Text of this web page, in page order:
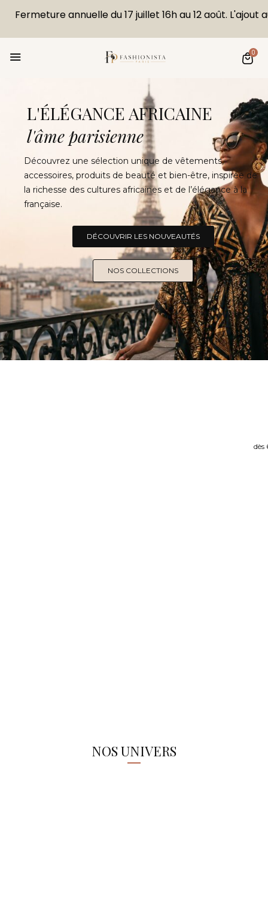
0
L'ÉLÉGANCE AFRICAINE
l'âme parisienne
Découvrez une sélection unique de vêtements,
accessoires, produits de beauté et bien-être, inspirée de
la richesse des cultures africaines et de l’élégance à la
française.
DÉCOUVRIR LES NOUVEAUTÉS
NOS COLLECTIONS
dès
NOS UNIVERS
Fermeture annuelle du 17 juillet 16h au 12 août.